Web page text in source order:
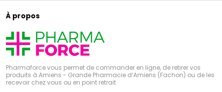
À propos
Pharmaforce vous permet de commander en ligne, de retirer vos
produits à Amiens - Grande Pharmacie d’Amiens (Fachon) ou de les
recevoir chez vous ou en point retrait